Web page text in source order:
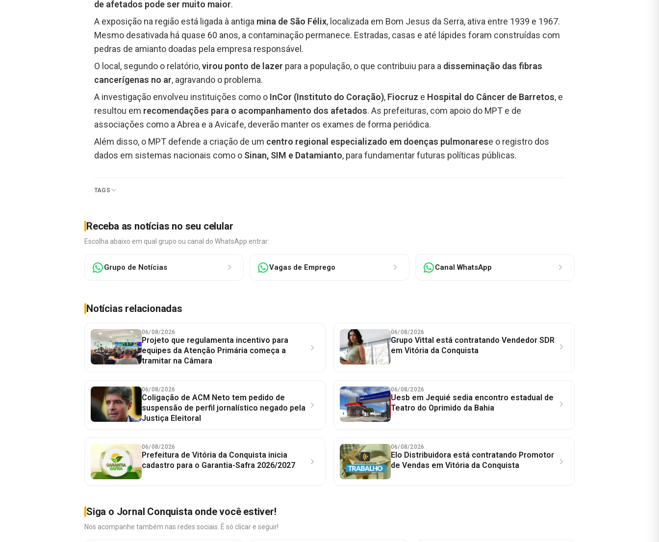
de afetados pode ser muito maior.
A exposição na região está ligada à antiga mina de São Félix, localizada em Bom Jesus da Serra, ativa entre 1939 e 1967.
Mesmo desativada há quase 60 anos, a contaminação permanece. Estradas, casas e até lápides foram construídas com
pedras de amianto doadas pela empresa responsável.
O local, segundo o relatório,virou ponto de lazer para a população, o que contribuiu para a disseminação das fibras
cancerígenas no ar, agravando o problema.
A investigação envolveu instituições como o InCor (Instituto do Coração), Fiocruz e Hospital do Câncer de Barretos, e
resultou em recomendações para o acompanhamento dos afetados. As prefeituras, com apoio do MPT e de
associações como a Abrea e a Avicafe, deverão manter os exames de forma periódica.
Além disso, o MPT defende a criação de um centro regional especializado em doenças pulmonarese o registro dos
dados em sistemas nacionais como o Sinan, SIM e Datamianto, para fundamentar futuras políticas públicas.
TAGS
Receba as notícias no seu celular
Escolha abaixo em qual grupo ou canal do WhatsApp entrar:
Grupo de Notícias Vagas de Emprego Canal WhatsApp
Notícias relacionadas
06/08/2026
Projeto que regulamenta incentivo para
equipes da Atenção Primária começa a
tramitar na Câmara
06/08/2026
Grupo Vittal está contratando Vendedor SDR
em Vitória da Conquista
06/08/2026
Coligação de ACM Neto tem pedido de
suspensão de perfil jornalístico negado pela
Justiça Eleitoral
06/08/2026
Uesb em Jequié sedia encontro estadual de
Teatro do Oprimido da Bahia
06/08/2026
Prefeitura de Vitória da Conquista inicia
cadastro para o Garantia-Safra 2026/2027
06/08/2026
Elo Distribuidora está contratando Promotor
de Vendas em Vitória da Conquista
Siga o Jornal Conquista onde você estiver!
Nos acompanhe também nas redes sociais. É só clicar e seguir!